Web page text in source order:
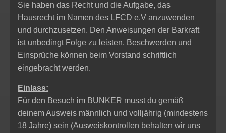
Sie haben das Recht und die Aufgabe, das
Hausrecht im Namen des LFCD e.V anzuwenden
und durchzusetzen. Den Anweisungen der Barkraft
ist unbedingt Folge zu leisten. Beschwerden und
Einsprüche können beim Vorstand schriftlich
eingebracht werden.
Einlass:
Für den Besuch im BUNKER musst du gemäß
deinem Ausweis männlich und volljährig (mindestens
18 Jahre) sein (Ausweiskontrollen behalten wir uns